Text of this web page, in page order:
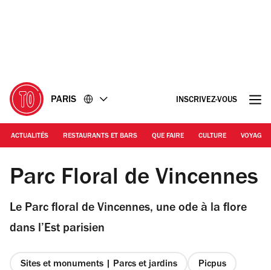
PARIS INSCRIVEZ-VOUS
ACTUALITÉS RESTAURANTS ET BARS QUE FAIRE CULTURE VOYAGE
© NEKOMURA / Shutterstock.com
Parc Floral de Vincennes
Le Parc floral de Vincennes, une ode à la flore
dans l’Est parisien
Sites et monuments | Parcs et jardins Picpus